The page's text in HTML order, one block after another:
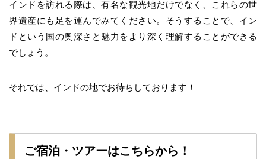
インドを訪れる際は、有名な観光地だけでなく、これらの世
界遺産にも足を運んでみてください。そうすることで、イン
ドという国の奥深さと魅力をより深く理解することができる
でしょう。
それでは、インドの地でお待ちしております！
ご宿泊・ツアーはこちらから！